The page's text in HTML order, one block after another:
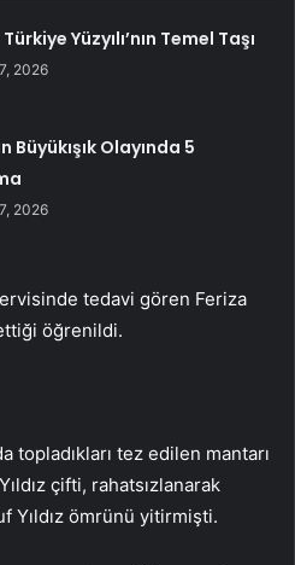
Yüzyılı’nın Temel Taşı
2026
Büyükışık Olayında 5
2026
tedavi gören Feriza
öğrenildi.
topladıkları tez edilen mantarı
çifti, rahatsızlanarak
Yıldız ömrünü yitirmişti.